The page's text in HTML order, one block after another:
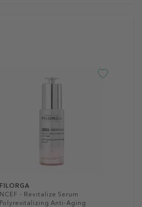
FILORGA
NCEF - Revitalize Serum
Polyrevitalizing Anti-Aging